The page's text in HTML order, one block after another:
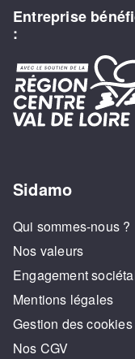
Entreprise
:
Sidamo
Qui sommes-nous ?
Nos valeurs
Engagement
Mentions légales
Gestion des cookies
Nos CGV